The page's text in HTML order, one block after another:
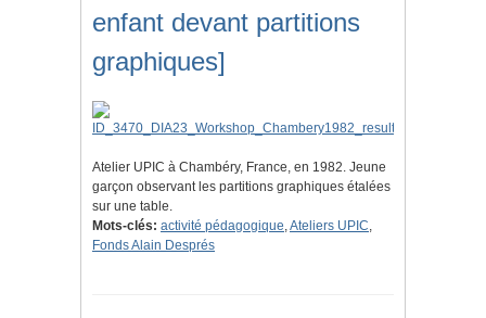
enfant devant partitions
graphiques]
Atelier UPIC à Chambéry, France, en 1982. Jeune
garçon observant les partitions graphiques étalées
sur une table.
Mots-clés: activité pédagogique,Ateliers UPIC,
Fonds Alain Després